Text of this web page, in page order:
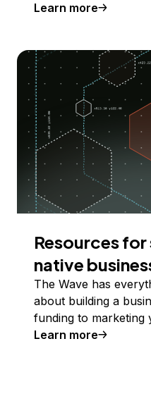
Learn more
Resources
native
The Wave has
about building a
funding to marketing
Learn more